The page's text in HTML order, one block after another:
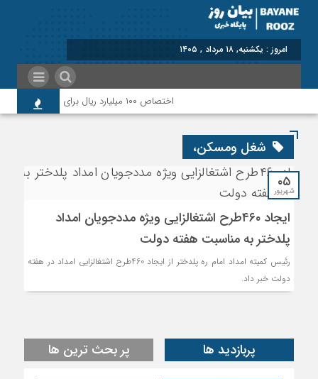
امروز : یکشنبه, ۱۸ مرداد , ۱۴۰۵
اختصاص ۱۰۰ میلیارد ریال برای پرداخت بدهی‌های دارویی و ارتقای حوزه سلامت پلدختر
شغل ومسکن،
۰۵
شهریور
ایجاد ۴۶۰طرح اشتغالزایی ویژه مددجویان امداد
پلدختر به مناسبت هفته دولت
رئیس کميته امداد امام ره پلدختر از ایجاد 460طرح اشتغالزایی امداد در هفته
دولت خبر داد.
پربازدید ها پر بحث ترین ها